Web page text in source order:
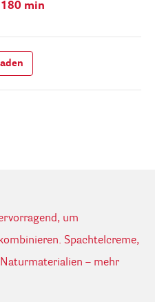
180 min
um
Spachtelcreme,
– mehr